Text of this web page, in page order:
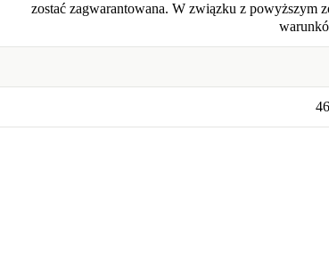
zostać zagwarantowana. W związku z powyższym